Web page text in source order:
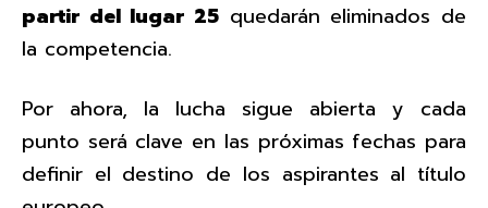
partir del lugar 25 quedarán eliminados de
la competencia.
Por ahora, la lucha sigue abierta y cada
punto será clave en las próximas fechas para
definir el destino de los aspirantes al título